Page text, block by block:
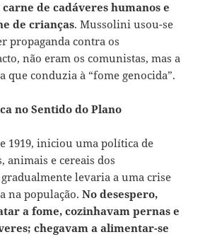
carne de cadáveres humanos e
de crianças. Mussolini usou-se
propaganda contra os
não eram os comunistas, mas a
que conduzia à “fome genocida”.
no Sentido do Plano
1919, iniciou uma política de
animais e cereais dos
gradualmente levaria a uma crise
na população.No desespero,
a fome, cozinhavam pernas e
chegavam a alimentar-se